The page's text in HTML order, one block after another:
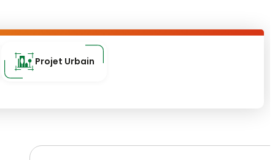
Projet Urbain